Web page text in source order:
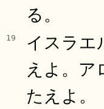
る。
19
イスラエ
えよ。ア
たえよ。